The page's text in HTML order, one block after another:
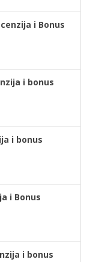
i Bonus
i bonus
i bonus
i Bonus
i bonus